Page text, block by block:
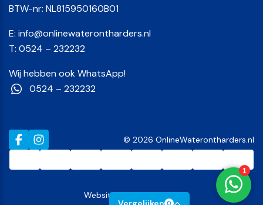
BTW-nr: NL815950160B01
E: info@onlinewaterontharders.nl
T: 0524 – 232232
Wij hebben ook WhatsApp!
0524 – 232232
© 2026 OnlineWaterontharders.nl
Website doorInsomedia
0